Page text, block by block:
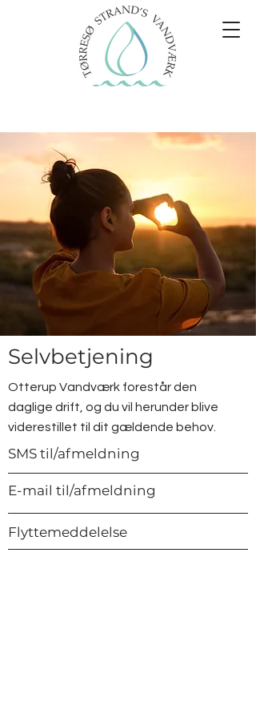
Selvbetjening
Otterup Vandværk forestår den
daglige drift, og du vil herunder blive
viderestillet til dit gældende behov.
SMS til/afmeldning
E-mail til/afmeldning
Flyttemeddelelse